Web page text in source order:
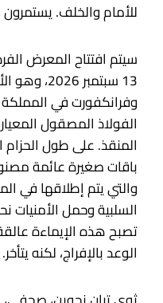
للأمام والخلف. يستمرون
13 سبتمبر
وفرانكفورت في المملكة
الفولاذ المصقول
المنقذ. على طول
باقات صغيرة عائمة
والتي يتم إطلاقها في
السلبية وحمل الأمنيات
تصبح هذه الإيماءة
الوعد بالإفراج، لكنه يتأخر.